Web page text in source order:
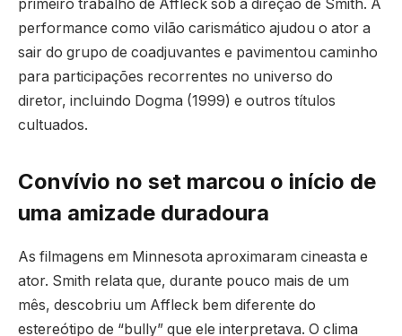
primeiro trabalho de Affleck sob a direção de Smith. A
performance como vilão carismático ajudou o ator a
sair do grupo de coadjuvantes e pavimentou caminho
para participações recorrentes no universo do
diretor, incluindo Dogma (1999) e outros títulos
cultuados.
Convívio no set marcou o início de
uma amizade duradoura
As filmagens em Minnesota aproximaram cineasta e
ator. Smith relata que, durante pouco mais de um
mês, descobriu um Affleck bem diferente do
estereótipo de “bully” que ele interpretava. O clima